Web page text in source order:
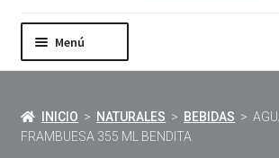
Menú
Mi cuenta
INICIO > NATURALES > BEBIDAS >
FRAMBUESA 355 ML BENDITA